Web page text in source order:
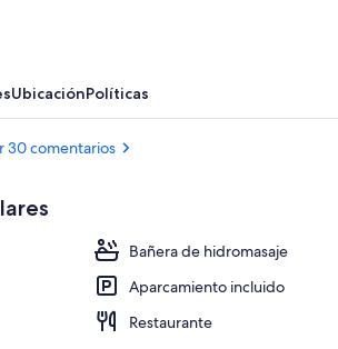
Apartamento de lujo, 2 habitaciones
UbicaciónPolíticas
30 comentarios
Bañera de hidromasaje
Aparcamiento incluido
Restaurante